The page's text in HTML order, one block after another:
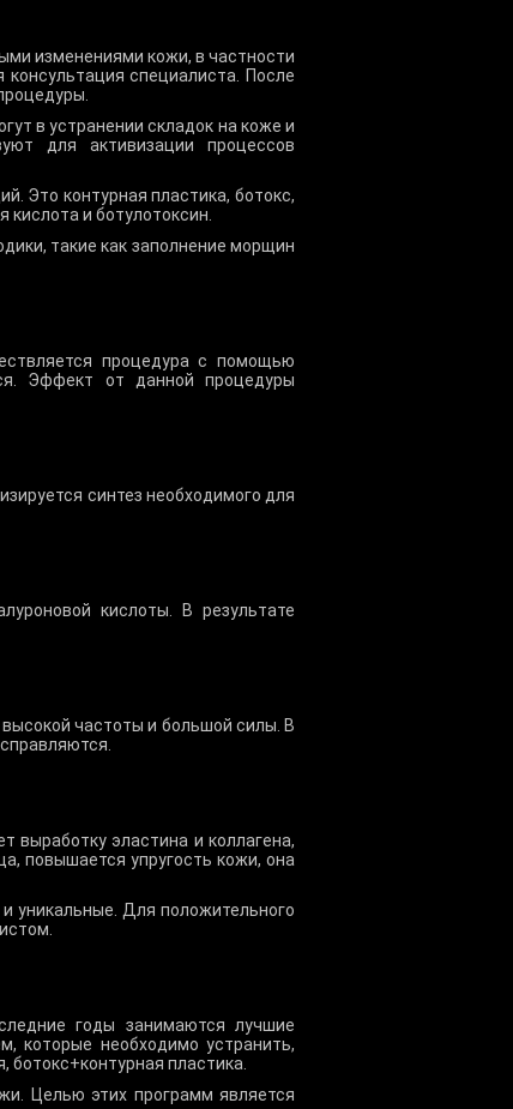
изменениями кожи, в частности
специалиста. После
в устранении складок на коже и
для активизации процессов
Это контурная пластика, ботокс,
и ботулотоксин.
такие как заполнение морщин
процедура с помощью
Эффект от данной процедуры
синтез необходимого для
кислоты. В результате
частоты и большой силы. В
выработку эластина и коллагена,
повышается упругость кожи, она
уникальные. Для положительного
годы занимаются лучшие
которые необходимо устранить,
пластика.
Целью этих программ является